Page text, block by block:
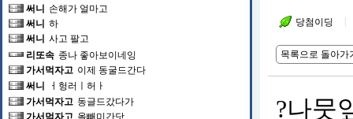
써니
손해가 얼마고
써니 하
써니 사고 팔고
리또속 종나 좋아보이네잉
가서먹자고 이제 동굴드간다
써니
ㅓ헝러ㅣ허ㅏ
가서먹자고 동글드갔다가
가서먹자고 올빼미간닷
당첨이딩
목록으로 돌아가
?나뭇